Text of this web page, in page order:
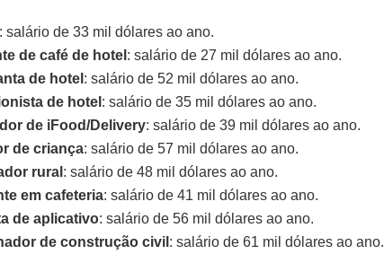
: salário de 33 mil dólares ao ano.
de café de hotel : salário de 27 mil dólares ao ano.
de hotel : salário de 52 mil dólares ao ano.
de hotel : salário de 35 mil dólares ao ano.
de iFood/Delivery: salário de 39 mil dólares ao ano.
de criança: salário de 57 mil dólares ao ano.
rural : salário de 48 mil dólares ao ano.
em cafeteria: salário de 41 mil dólares ao ano.
de aplicativo: salário de 56 mil dólares ao ano.
de construção civil : salário de 61 mil dólares ao ano.